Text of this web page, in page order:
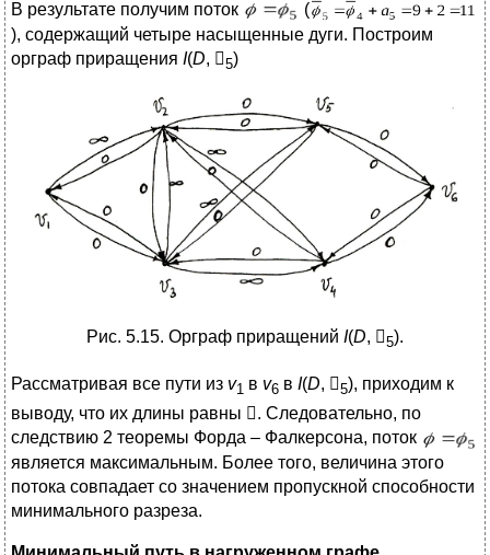
В результате получим поток
(
), содержащий четыре насыщенные дуги. Построим
орграф приращения I(D, 5)
Рис. 5.15. Орграф приращений I(D, 5).
Рассматривая все пути из v1 в v6 в I(D, 5), приходим к
выводу, что их длины равны . Следовательно, по
следствию 2 теоремы Форда – Фалкерсона, поток
является максимальным. Более того, величина этого
потока совпадает со значением пропускной способности
минимального разреза.